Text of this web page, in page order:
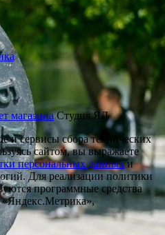
магазинаСтудия ЯЛ
и сервисы сбора технических
сайтом, вы выражаете
персональных данныхи
Для реализации политики
программные средства